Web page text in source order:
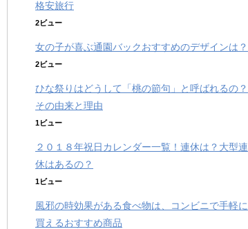
格安旅行
2ビュー
女の子が喜ぶ通園バックおすすめのデザインは？
2ビュー
ひな祭りはどうして「桃の節句」と呼ばれるの？
その由来と理由
1ビュー
２０１８年祝日カレンダー一覧！連休は？大型連
休はあるの？
1ビュー
風邪の時効果がある食べ物は、コンビニで手軽に
買えるおすすめ商品